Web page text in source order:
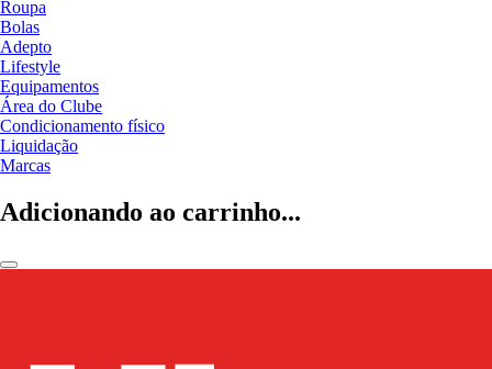
Roupa
Bolas
Adepto
Lifestyle
Equipamentos
Área do Clube
Condicionamento físico
Liquidação
Marcas
Adicionando ao carrinho...